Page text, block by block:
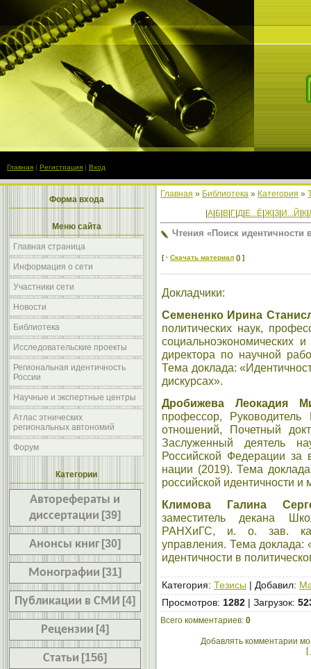
Главная | Регистрация | Вход
Форма входа
Меню сайта
Главная страница
Информация о сети
Участники сети
Новости
Библиотека
Исследовательские проекты
Региональная идентичность
России
Научные и экспертные центры
Атлас этнических
региональных автономий
Форум
Категории
Авторефераты и
диссертации [39]
Анонсы книг [30]
Монографии [31]
Публикации в СМИ [4]
Рецензии [4]
Статьи [156]
Главная » Библиотека » Категория »
А Б В Г Д Е...Ё Ж З И...Й К
Чтения «Поиск идентичности
[ · Скачать материал () ]
Докладчики:
Семененко Ирина
политических наук,
социальноэкономических
директора по научной
Тема доклада:
дискурсах».
Дробижева Леокадия
профессор,
отношений, Почетный
Заслуженный деятель
Российской Федерации за
нации (2019). Тема
российской идентичности
Климова Галина
заместитель декана
РАНХиГС, и. о. зав.
управления. Тема доклада:
идентичности в
Категория: Тезисы | Добавил:
Просмотров: 1282 | Загрузок:
Всего комментариев: 0
Добавлять комментарии
[